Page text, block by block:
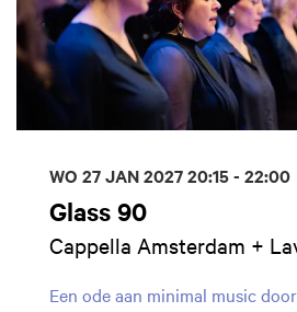
Glass 90
Cappella Amsterdam +
Een ode aan minimal music
WO 27 JAN 202720:15 - 22:00